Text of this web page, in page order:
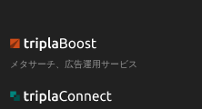
メタサーチ、広告運用サービス